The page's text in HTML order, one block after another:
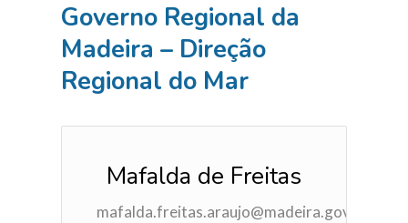
Governo Regional da
Madeira – Direção
Regional do Mar
Mafalda de Freitas
mafalda.freitas.araujo@madeira.gov.pt